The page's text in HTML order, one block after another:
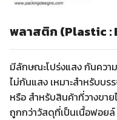
พลาสติก (Plastic :
มีลักษณะโปร่งแสง กันควา
ไม่กันแสง เหมาะสำหรับบ
หรือ สำหรับสินค้าที่วางขา
ถูกกว่าวัสดุที่เป็นเนื้อฟอยล์